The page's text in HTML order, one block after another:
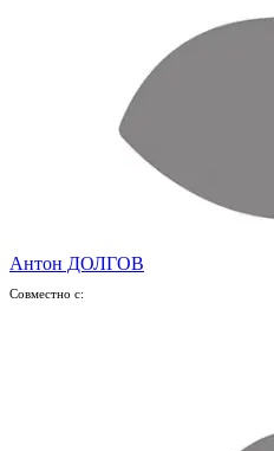
Антон ДОЛГОВ
Совместно с: